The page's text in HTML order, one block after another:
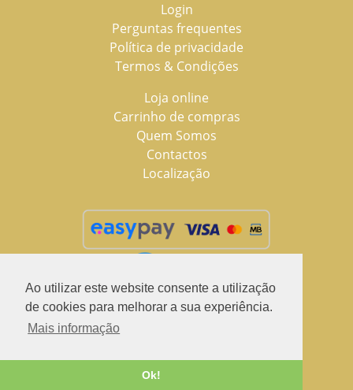
Ao utilizar este website consente a utilização
de cookies para melhorar a sua experiência.
Mais informação
Ok!
Login
Perguntas frequentes
Política de privacidade
Termos & Condições
Loja online
Carrinho de compras
Quem Somos
Contactos
Localização
Desenvolvido por